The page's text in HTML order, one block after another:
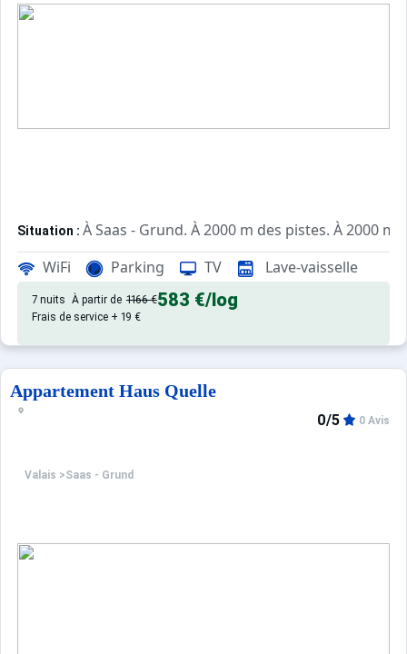
Situation : À Saas - Grund. À 2000 m des pistes. À 2000
Appartement de particulier : de qualité, de 40 m² avec
WiFi Parking TV Lave-vaisselle
7 nuits À partir de 1166 €583 €/log
Frais de service + 19 €
Appartement Haus Quelle
Valais >Saas - Grund
0/5 0 Avis